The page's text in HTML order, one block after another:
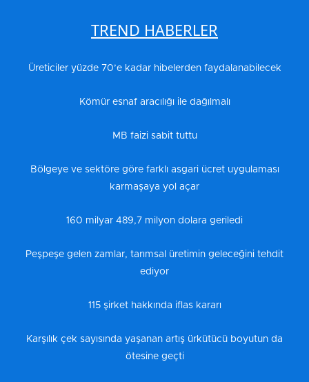
TREND HABERLER
Üreticiler yüzde 70’e kadar hibelerden faydalanabilecek
Kömür esnaf aracılığı ile dağılmalı
MB faizi sabit tuttu
Bölgeye ve sektöre göre farklı asgari ücret uygulaması
karmaşaya yol açar
160 milyar 489,7 milyon dolara geriledi
Peşpeşe gelen zamlar, tarımsal üretimin geleceğini tehdit
ediyor
115 şirket hakkında iflas kararı
Karşılık çek sayısında yaşanan artış ürkütücü boyutun da
ötesine geçti